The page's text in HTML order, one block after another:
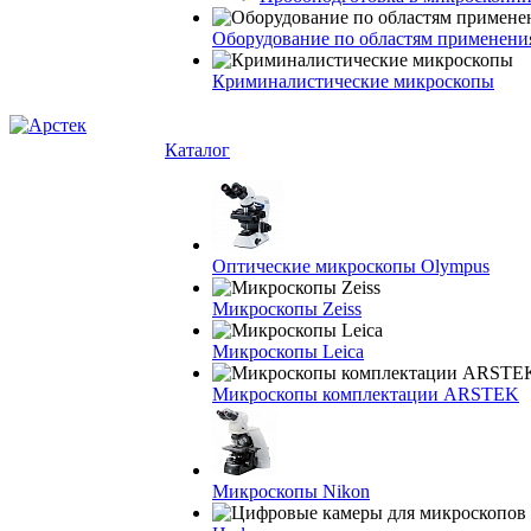
Оборудование по областям
Криминалистические микроскопы
Каталог
Оптические микроскопы Olympus
Микроскопы Zeiss
Микроскопы Leica
Микроскопы комплектации ARSTEK
Микроскопы Nikon